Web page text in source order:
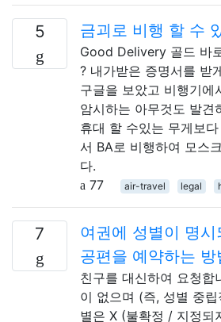
5 금괴로 비행 할 수
Good Delivery 골드 바
? 내가받은 증명서를 받
구글을 보았고 비행기에
암시하는 아무것도 발견
휴대 할 수있는 무게보
서 BA로 비행하여 모스
다.
77
air-travel legal
7
여권에 성별이 명
공편을 예약하는
친구를 대신하여 요청합
이 없으며 (즉, 성별 중
별은 X (불확정 / 지정되